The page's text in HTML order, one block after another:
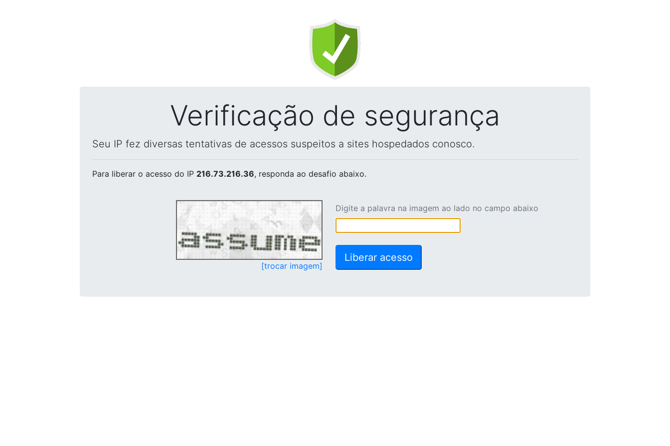
Verificação de segurança
Seu IP fez diversas tentativas de acessos suspeitos a sites hospedados conosco.
Para liberar o acesso do IP 216.73.216.36, responda ao desafio abaixo.
[trocar imagem]
Digite a palavra na imagem ao lado no campo abaixo